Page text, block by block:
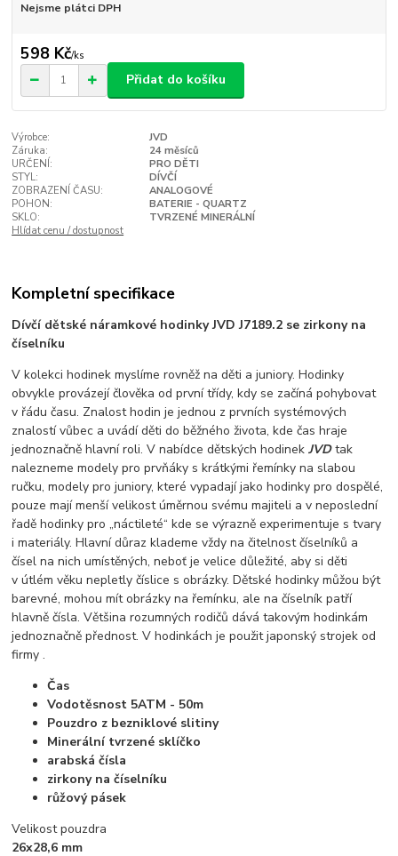
Nejsme plátci DPH
598 Kč/ks
Přidat do košíku
Výrobce:
JVD
Záruka:
24 měsíců
URČENÍ:
PRO DĚTI
STYL:
DÍVČÍ
ZOBRAZENÍ ČASU:
ANALOGOVÉ
POHON:
BATERIE - QUARTZ
SKLO:
TVRZENÉ MINERÁLNÍ
Hlídat cenu / dostupnost
Kompletní specifikace
Dívčí dětské náramkové hodinky JVD J7189.2 se zirkony na
číselníku
V kolekci hodinek myslíme rovněž na děti a juniory. Hodinky
obvykle provázejí člověka od první třídy, kdy se začíná pohybovat
v řádu času. Znalost hodin je jednou z prvních systémových
znalostí vůbec a uvádí děti do běžného života, kde čas hraje
jednoznačně hlavní roli. V nabídce dětských hodinekJVDtak
nalezneme modely pro prvňáky s krátkými řemínky na slabou
ručku, modely pro juniory, které vypadají jako hodinky pro dospělé,
pouze mají menší velikost úměrnou svému majiteli a v neposlední
řadě hodinky pro „náctileté“ kde se výrazně experimentuje s tvary
i materiály. Hlavní důraz klademe vždy na čitelnost číselníků a
čísel na nich umístěných, neboť je velice důležité, aby si děti
v útlém věku nepletly číslice s obrázky. Dětské hodinky můžou být
barevné, mohou mít obrázky na řemínku, ale na číselník patří
hlavně čísla. Většina rozumných rodičů dává takovým hodinkám
jednoznačně přednost. V hodinkách je použit japonský strojek od
firmy .
Čas
Vodotěsnost 5ATM - 50m
Pouzdro z bezniklové slitiny
Minerální tvrzené sklíčko
arabská čísla
zirkony na číselníku
růžový pásek
Velikost pouzdra
26x28,6 mm